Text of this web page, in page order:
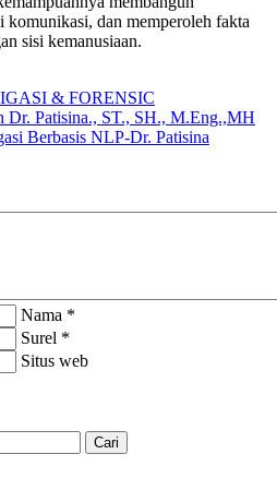
komunikasi, dan memperoleh fakta
sisi kemanusiaan.
& FORENSIC
Patisina., ST., SH., M.Eng.,MH
Berbasis NLP-Dr. Patisina
Nama *
Surel *
Situs web
Cari